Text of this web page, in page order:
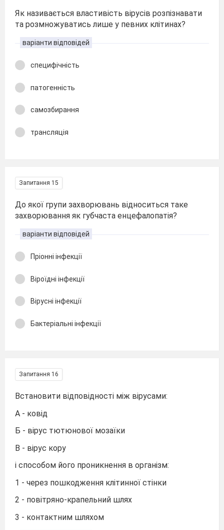
Як називається властивість вірусів розпізнавати
та розмножуватись лише у певних клітинах?
варіанти відповідей
специфічність
патогенність
самозбирання
трансляція
Запитання 15
До якої групи захворювань відноситься таке
захворювання як губчаста енцефалопатія?
варіанти відповідей
Пріонні інфекції
Віроїдні інфекції
Вірусні інфекції
Бактеріальні інфекції
Запитання 16
Встановити відповідності між вірусами:
А - ковід
Б - вірус тютюнової мозаїки
В - вірус кору
і способом його проникнення в організм:
1 - через пошкодження клітинної стінки
2 - повітряно-крапельний шлях
3 - контактним шляхом